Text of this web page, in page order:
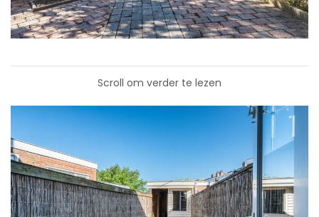
Scroll om verder te lezen